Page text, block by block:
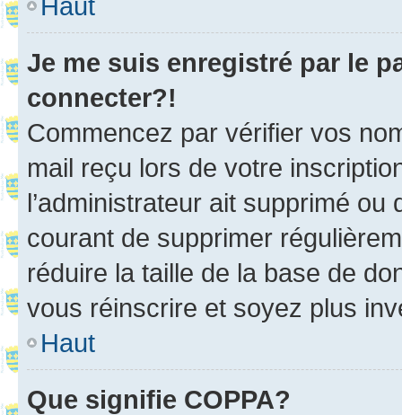
Je me suis enregistré par le
connecter?!
Commencez par vérifier vos
mail reçu lors de votre
l’administrateur ait supprimé
courant de supprimer
réduire la taille de la base de
vous réinscrire et soyez plus
Haut
Que signifie COPPA?